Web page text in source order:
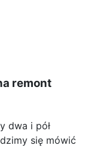
remont
dwa i pół
się mówić